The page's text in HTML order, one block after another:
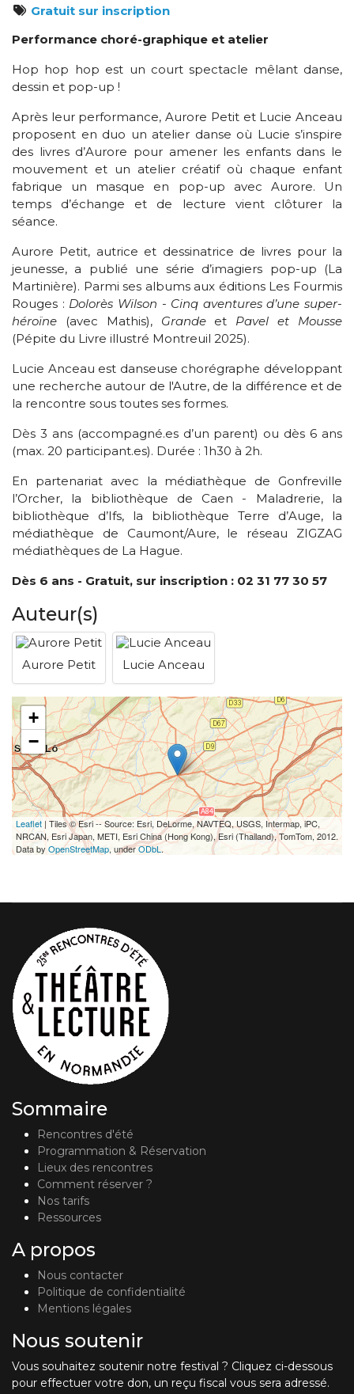
Gratuit sur inscription
Performance choré-graphique et atelier
Hop hop hop est un court spectacle mêlant danse,
dessin et pop-up !
Après leur performance, Aurore Petit et Lucie Anceau
proposent en duo un atelier danse où Lucie s’inspire
des livres d’Aurore pour amener les enfants dans le
mouvement et un atelier créatif où chaque enfant
fabrique un masque en pop-up avec Aurore. Un
temps d’échange et de lecture vient clôturer la
séance.
Aurore Petit, autrice et dessinatrice de livres pour la
jeunesse, a publié une série d’imagiers pop-up (La
Martinière). Parmi ses albums aux éditions Les Fourmis
Rouges : Dolorès Wilson - Cinq aventures d’une super-
héroïne (avec Mathis), Grandeet Pavel et Mousse
(Pépite du Livre illustré Montreuil 2025).
Lucie Anceau est danseuse chorégraphe développant
une recherche autour de l'Autre, de la différence et de
la rencontre sous toutes ses formes.
Dès 3 ans (accompagné.es d’un parent) ou dès 6 ans
(max. 20 participant.es). Durée : 1h30 à 2h.
En partenariat avec la médiathèque de Gonfreville
l’Orcher, la bibliothèque de Caen - Maladrerie, la
bibliothèque d’Ifs, la bibliothèque Terre d’Auge, la
médiathèque de Caumont/Aure, le réseau ZIGZAG
médiathèques de La Hague.
Dès 6 ans - Gratuit, sur inscription : 02 31 77 30 57
Auteur(s)
Aurore Petit Lucie Anceau
+
−
Leaflet | Tiles © Esri -- Source: Esri, DeLorme, NAVTEQ, USGS, Intermap, iPC,
NRCAN, Esri Japan, METI, Esri China (Hong Kong), Esri (Thailand), TomTom, 2012.
Data by OpenStreetMap, underODbL .
Sommaire
Rencontres d'été
Programmation & Réservation
Lieux des rencontres
Comment réserver ?
Nos tarifs
Ressources
A propos
Nous contacter
Politique de confidentialité
Mentions légales
Nous soutenir
Vous souhaitez soutenir notre festival ? Cliquez ci-dessous
pour effectuer votre don, un reçu fiscal vous sera adressé.